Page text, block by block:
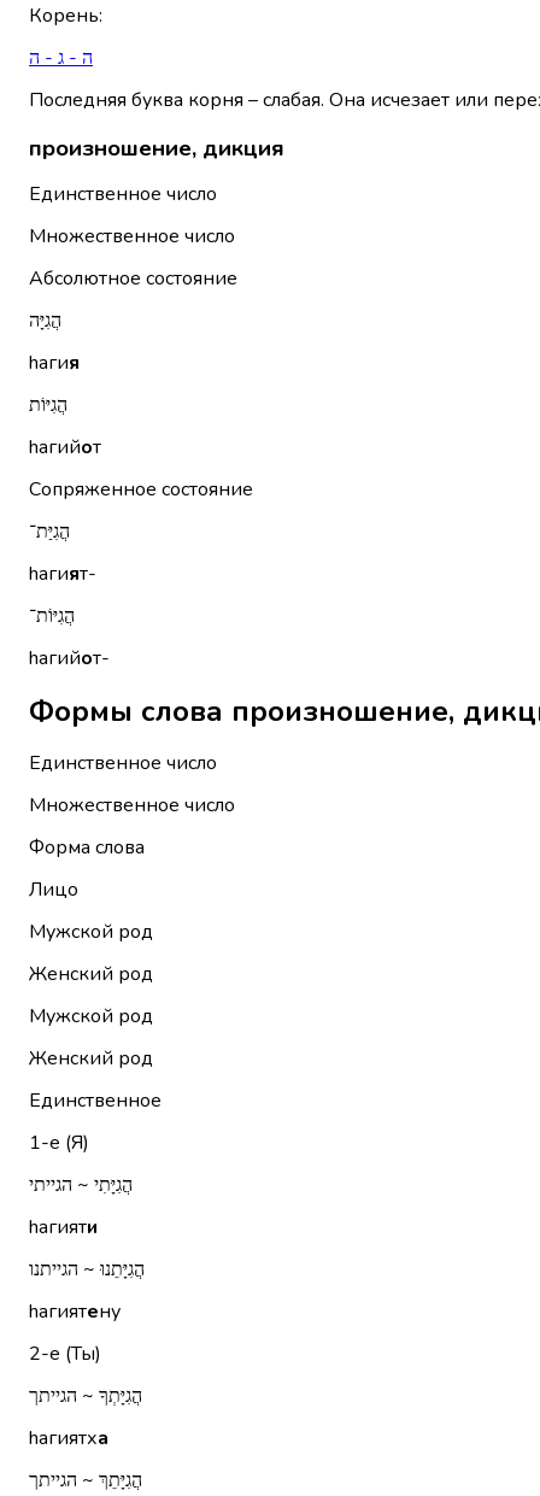
Корень:
ה - ג - ה
Последняя буква корня – слабая. Она исчезает или
произношение, дикция
Единственное число
Множественное число
Абсолютное состояние
הֲגִיָּה
hагия
הֲגִיּוֹת
hагийот
Сопряженное состояние
הֲגִיַּת־
hагият-
הֲגִיּוֹת־
hагийот-
Единственное число
Множественное число
Форма слова
Лицо
Мужской род
Женский род
Мужской род
Женский род
Единственное
1-е (Я)
הֲגִיָּתִי ~ הגייתי
hагияти
הֲגִיָּתֵנוּ ~ הגייתנו
hагиятену
2-е (Ты)
הֲגִיָּתְךָ ~ הגייתך
hагиятха
הֲגִיָּתֵךְ ~ הגייתך